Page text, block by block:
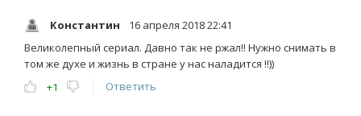
Константин
16 апреля 2018 22:41
Великолепный сериал. Давно так не ржал!! Нужно снимать в
том же духе и жизнь в стране у нас наладится !!))
+1
Ответить